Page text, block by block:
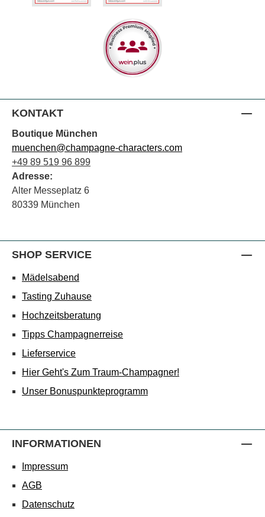
KONTAKT
Boutique München
muenchen@champagne-characters.com
+49 89 519 96 899
Adresse:
Alter Messeplatz 6
80339 München
SHOP SERVICE
Mädelsabend
Tasting Zuhause
Hochzeitsberatung
Tipps Champagnerreise
Lieferservice
Hier Geht's Zum Traum-Champagner!
Unser Bonuspunkteprogramm
INFORMATIONEN
Impressum
AGB
Datenschutz